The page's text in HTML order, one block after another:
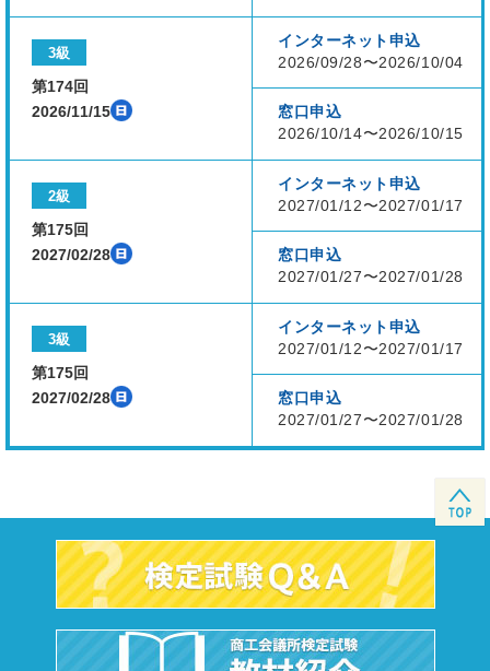
3級
第174回
2026/11/15
インターネット申込
2026/09/28〜2026/10/04
窓口申込
2026/10/14〜2026/10/15
2級
第175回
2027/02/28
インターネット申込
2027/01/12〜2027/01/17
窓口申込
2027/01/27〜2027/01/28
3級
第175回
2027/02/28
インターネット申込
2027/01/12〜2027/01/17
窓口申込
2027/01/27〜2027/01/28